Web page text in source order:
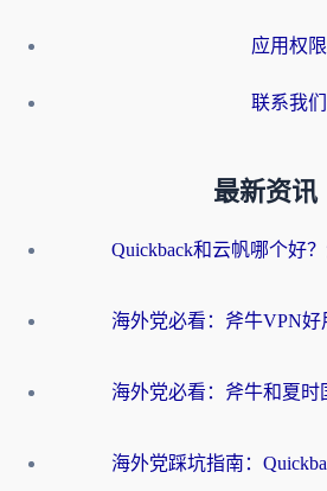
应用权限
联系我们
最新资讯